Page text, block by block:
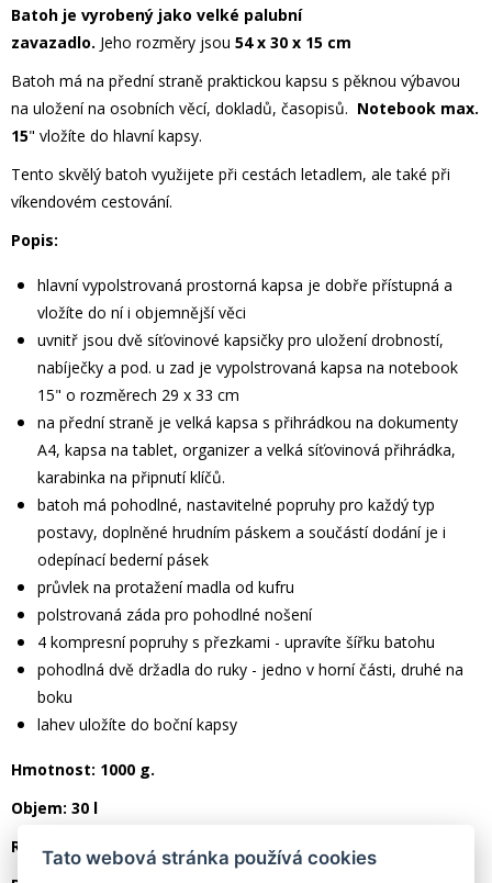
Batoh je vyrobený jako velké palubní
zavazadlo. Jeho rozměry jsou 54 x 30 x 15 cm
Batoh má na přední straně praktickou kapsu s pěknou výbavou
na uloženína osobních věcí, dokladů, časopisů. Notebook max.
15" vložíte do hlavní kapsy.
Tento skvělý batoh využijete při cestách letadlem, ale také při
víkendovém cestování.
Popis:
hlavní vypolstrovaná prostorná kapsa je dobře přístupná a
vložíte do ní i objemnější věci
uvnitř jsou dvě síťovinové kapsičky pro uložení drobností,
nabíječky a pod. u zad je vypolstrovaná kapsa na notebook
15" o rozměrech 29 x 33 cm
na přední straně je velká kapsa s přihrádkou na dokumenty
A4, kapsa na tablet, organizer a velká síťovinová přihrádka,
karabinka na připnutí klíčů.
batoh má pohodlné, nastavitelné popruhy pro každý typ
postavy, doplněné hrudním páskem a součástí dodání je i
odepínací bederní pásek
průvlek na protažení madla od kufru
polstrovaná záda pro pohodlné nošení
4 kompresní popruhy s přezkami - upravíte šířku batohu
pohodlná dvě držadla do ruky - jedno v horní části, druhé na
boku
lahev uložíte do boční kapsy
Hmotnost: 1000 g.
Objem: 30 l
Rozměry: 54 x 30 x 15 cm
Tato webová stránka používá cookies